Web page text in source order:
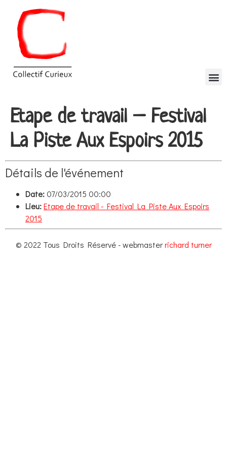
Etape de travail – Festival
La Piste Aux Espoirs 2015
Détails de l'événement
Date:07/03/2015 00:00
Lieu:Etape de travail - Festival La Piste Aux Espoirs
2015
© 2022 Tous Droits Réservé - webmasterrichard turner